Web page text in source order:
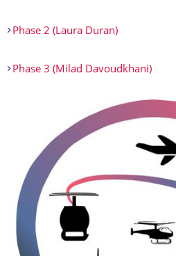
Phase 2 (Laura Duran)
Phase 3 (Milad Davoudkhani)